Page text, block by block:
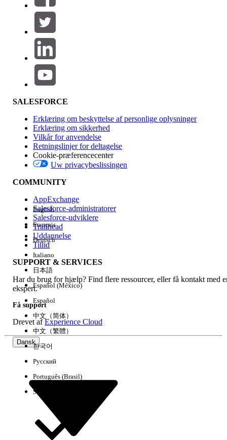
VÆLG FILTRE
Produktområde
Funktionspåvirkning
Version
Experience
Ryd alle Udført
SALESFORCE
Erklæring om beskyttelse af personlige oplysninger
Erklæring om sikkerhed
Vilkår for anvendelse
Retningslinjer for deltagelse
Cookie-præferencecenter
Uw privacybeslissingen
COMMUNITY
AppExchange
Salesforce-administratorer
Salesforce-udviklere
Trailhead
Uddannelse
Tillid
SUPPORT & SERVICES
Har du brug for hjælp? Find flere ressourcer, eller få kontakt med
ekspert.
Få support
Drevet afExperience Cloud
Dansk
English
Français
Deutsch
Italiano
日本語
Español (México)
Español
中文（简体）
中文（繁體）
한국어
Русский
Português (Brasil)
Suomi